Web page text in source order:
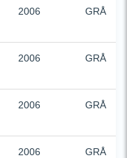
2006 GRÅ
2006 GRÅ
2006 GRÅ
2006 GRÅ